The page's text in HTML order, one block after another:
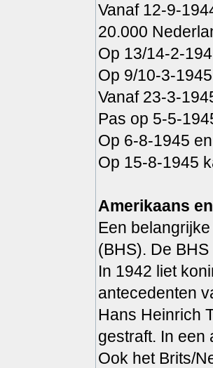
Vanaf 12-9-
20.000
Op 13/14-2-
Op 9/10-3-
Vanaf 23-3-
Pas op 5-5-
Op 6-8-1945
Op 15-8-1945
Amerikaans
Een
(BHS). De
In 1942 liet
antecedenten
Hans Heinrich
gestraft. In een
Ook het Brits/